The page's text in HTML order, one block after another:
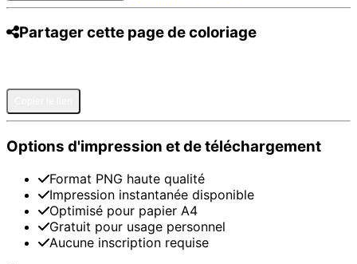
Partager cette page de coloriage
Options d'impression et de téléchargement
Format PNG haute qualité
Impression instantanée disponible
Optimisé pour papier A4
Gratuit pour usage personnel
Aucune inscription requise